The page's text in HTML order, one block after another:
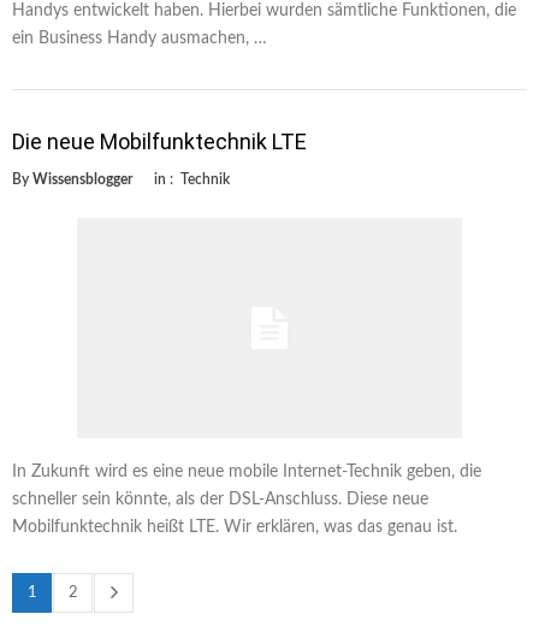
Handys entwickelt haben. Hierbei wurden sämtliche Funktionen, die
ein Business Handy ausmachen, …
Die neue Mobilfunktechnik LTE
By Wissensblogger in : Technik
In Zukunft wird es eine neue mobile Internet-Technik geben, die
schneller sein könnte, als der DSL-Anschluss. Diese neue
Mobilfunktechnik heißt LTE. Wir erklären, was das genau ist.
1 2